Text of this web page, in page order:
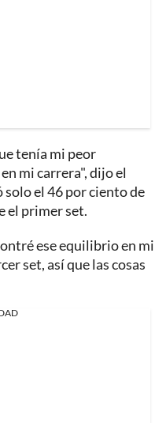
tenía mi peor
mi carrera", dijo el
el 46 por ciento de
el primer set.
ese equilibrio en mi
set, así que las cosas